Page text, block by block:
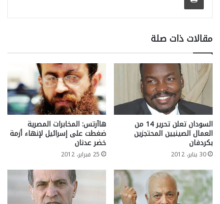
مقالات ذات صلة
السودان تعلن تحرير 14 من
العمال الصينيين المحتجزين
بكردفان
30 يناير، 2012
هاآرتس: المخابرات المصرية
ضغطت على إسرائيل لإنهاء أزمة
خضر عدنان
25 فبراير، 2012